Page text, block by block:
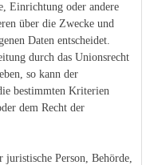
Einrichtung oder andere
über die Zwecke und
Daten entscheidet.
durch das Unionsrecht
so kann der
bestimmten Kriterien
dem Recht der
Person, Behörde,